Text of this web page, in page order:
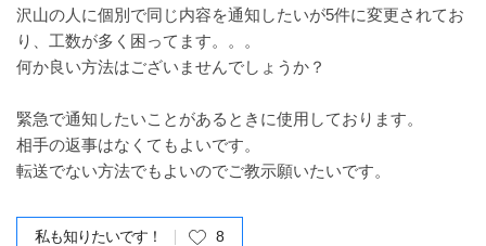
沢山の人に個別で同じ内容を通知したいが5件に変更されてお
り、工数が多く困ってます。。。
何か良い方法はございませんでしょうか？
緊急で通知したいことがあるときに使用しております。
相手の返事はなくてもよいです。
転送でない方法でもよいのでご教示願いたいです。
私も知りたいです！ 8